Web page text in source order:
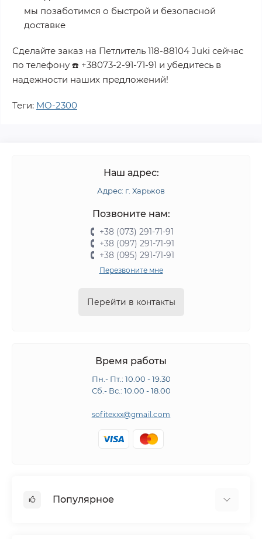
мы позаботимся о быстрой и безопасной
доставке
Сделайте заказ на Петлитель 118-88104 Juki сейчас
по телефону ☎️ +38073-2-91-71-91 и убедитесь в
надежности наших предложений!
Теги: MO-2300
Наш адрес:
Адрес: г. Харьков
Позвоните нам:
+38 (073) 291-71-91
+38 (097) 291-71-91
+38 (095) 291-71-91
Перезвоните мне
Перейти в контакты
Время работы
Пн.- Пт.: 10.00 - 19.30
Сб.- Вс.: 10.00 - 18.00
sofitexxx@gmail.com
Популярное